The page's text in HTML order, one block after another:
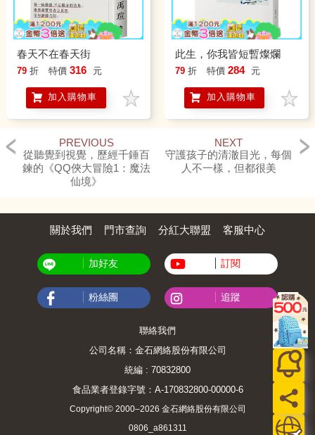
春天不在春天街
79 折 特價 316 元
加入購物車
此生，你我皆短暫燦爛
79 折 特價 284 元
加入購物車
PREVIOUS
從聽覺到視覺，歷經千錘百
鍊的《QQ俠大冒險1：魔法
仙境》
NEXT
守護孩子的清澈目光，每個
人不一樣，但都很美
關於我們 門市查詢 分紅大聯盟 客服中心
加好友 訂閱
粉絲團 追蹤
聯絡我們
公司名稱：金石網絡股份有限公司
統編 : 70832800
食品業者登錄字號：A-170832800-00000-6
Copyright© 2000–2026 金石網絡股份有限公司
0806_a861311